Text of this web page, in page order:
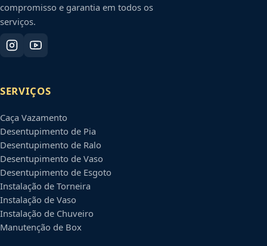
compromisso e garantia em todos os
serviços.
SERVIÇOS
Caça Vazamento
Desentupimento de Pia
Desentupimento de Ralo
Desentupimento de Vaso
Desentupimento de Esgoto
Instalação de Torneira
Instalação de Vaso
Instalação de Chuveiro
Manutenção de Box